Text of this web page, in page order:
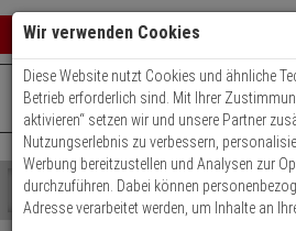
Warenkorb schließen
0 ARTIKEL IM
Ihr
Ergebnisse ()
Shop
durchsuchen
+49 (0)821 899 493-0Mo. - Do.: 8:00 -
Kontaktservice
Wir verwenden Cookies
Diese Website nutzt Cookies und ähnliche
Betrieb erforderlich sind. Mit Ihrer
aktivieren“ setzen wir und unsere Partner
Nutzungserlebnis zu verbessern,
Werbung bereitzustellen und Analysen zur
durchzuführen. Dabei können
Adresse verarbeitet werden, um Inhalte an